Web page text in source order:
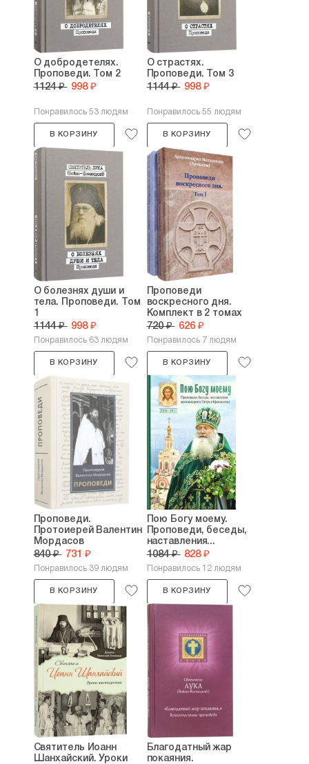
О добродетелях.
Проповеди. Том 2
1124 ₽ 998 ₽
Понравилось 53 людям
В КОРЗИНУ
О страстях.
Проповеди. Том 3
1144 ₽ 998 ₽
Понравилось 55 людям
В КОРЗИНУ
О болезнях души и
тела. Проповеди. Том
1
1144 ₽ 998 ₽
Понравилось 63 людям
В КОРЗИНУ
Проповеди
воскресного дня.
Комплект в 2 томах
720 ₽ 626 ₽
Понравилось 7 людям
В КОРЗИНУ
Проповеди.
Протоиерей Валентин
Мордасов
840 ₽ 731 ₽
Понравилось 39 людям
В КОРЗИНУ
Пою Богу моему.
Проповеди, беседы,
наставления...
1084 ₽ 828 ₽
Понравилось 12 людям
В КОРЗИНУ
Святитель Иоанн
Шанхайский. Уроки
Благодатный жар
покаяния.